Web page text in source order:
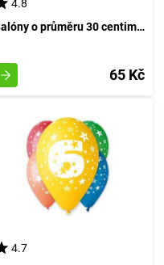
4.8
Balóny o průměru 30 centimetrů s číslem čtyři - 5 kusů
65 Kč
4.7